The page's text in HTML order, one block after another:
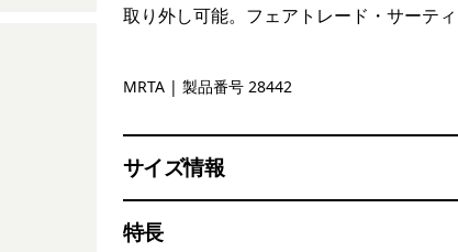
取り外し可能。フェアトレード・サーテ
Moonrise Taupe
MRTA | 製品番号 28442
サイズ情報
特長